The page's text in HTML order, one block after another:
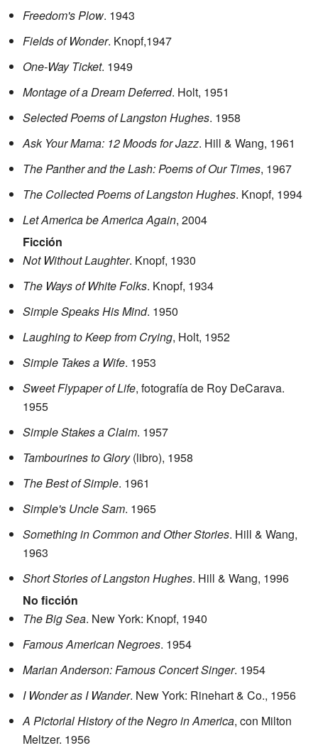
Freedom's Plow. 1943
Fields of Wonder. Knopf,1947
One-Way Ticket. 1949
Montage of a Dream Deferred. Holt, 1951
Selected Poems of Langston Hughes. 1958
Ask Your Mama: 12 Moods for Jazz. Hill & Wang, 1961
The Panther and the Lash: Poems of Our Times, 1967
The Collected Poems of Langston Hughes. Knopf, 1994
Let America be America Again, 2004
Ficción
Not Without Laughter. Knopf, 1930
The Ways of White Folks. Knopf, 1934
Simple Speaks His Mind. 1950
Laughing to Keep from Crying, Holt, 1952
Simple Takes a Wife. 1953
Sweet Flypaper of Life, fotografía de Roy DeCarava.
1955
Simple Stakes a Claim. 1957
Tambourines to Glory(libro), 1958
The Best of Simple. 1961
Simple's Uncle Sam. 1965
Something in Common and Other Stories. Hill & Wang,
1963
Short Stories of Langston Hughes. Hill & Wang, 1996
No ficción
The Big Sea. New York: Knopf, 1940
Famous American Negroes. 1954
Marian Anderson: Famous Concert Singer. 1954
I Wonder as I Wander. New York: Rinehart & Co., 1956
A Pictorial History of the Negro in America, con Milton
Meltzer. 1956